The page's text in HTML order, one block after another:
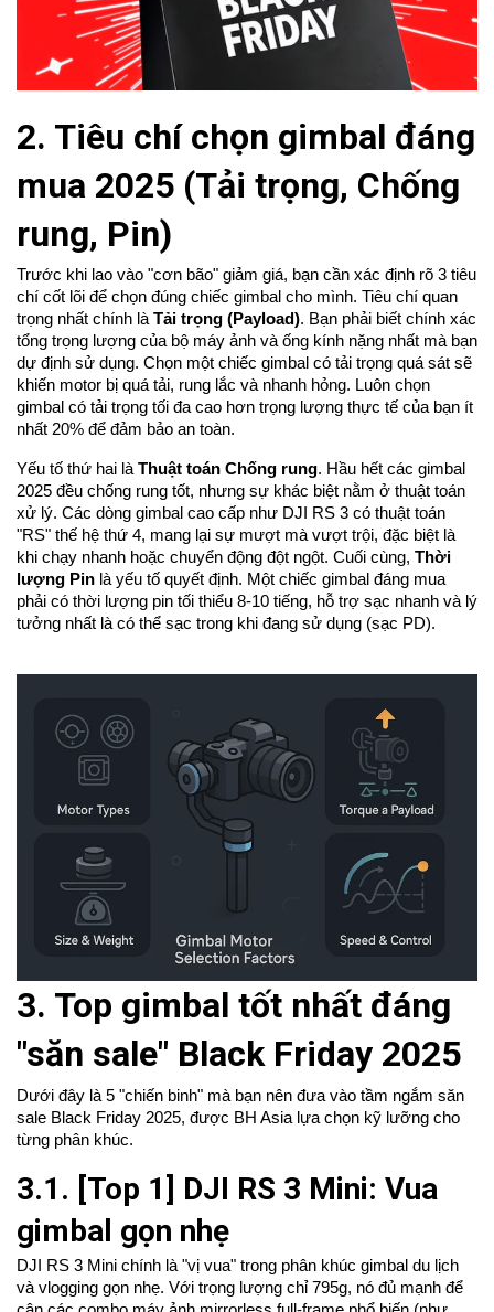
2. Tiêu chí chọn gimbal đáng
mua 2025 (Tải trọng, Chống
rung, Pin)
Trước khi lao vào "cơn bão" giảm giá, bạn cần xác định rõ 3 tiêu
chí cốt lõi để chọn đúng chiếc gimbal cho mình. Tiêu chí quan
trọng nhất chính là Tải trọng (Payload). Bạn phải biết chính xác
tổng trọng lượng của bộ máy ảnh và ống kính nặng nhất mà bạn
dự định sử dụng. Chọn một chiếc gimbal có tải trọng quá sát sẽ
khiến motor bị quá tải, rung lắc và nhanh hỏng. Luôn chọn
gimbal có tải trọng tối đa cao hơn trọng lượng thực tế của bạn ít
nhất 20% để đảm bảo an toàn.
Yếu tố thứ hai là Thuật toán Chống rung. Hầu hết các gimbal
2025 đều chống rung tốt, nhưng sự khác biệt nằm ở thuật toán
xử lý. Các dòng gimbal cao cấp như DJI RS 3 có thuật toán
"RS" thế hệ thứ 4, mang lại sự mượt mà vượt trội, đặc biệt là
khi chạy nhanh hoặc chuyển động đột ngột. Cuối cùng, Thời
lượng Pin là yếu tố quyết định. Một chiếc gimbal đáng mua
phải có thời lượng pin tối thiểu 8-10 tiếng, hỗ trợ sạc nhanh và lý
tưởng nhất là có thể sạc trong khi đang sử dụng (sạc PD).
3. Top gimbal tốt nhất đáng
"săn sale" Black Friday 2025
Dưới đây là 5 "chiến binh" mà bạn nên đưa vào tầm ngắm săn
sale Black Friday 2025, được BH Asia lựa chọn kỹ lưỡng cho
từng phân khúc.
3.1. [Top 1] DJI RS 3 Mini: Vua
gimbal gọn nhẹ
DJI RS 3 Mini chính là "vị vua" trong phân khúc gimbal du lịch
và vlogging gọn nhẹ. Với trọng lượng chỉ 795g, nó đủ mạnh để